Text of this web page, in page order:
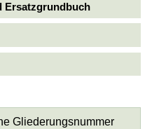
Ersatzgrundbuch
Gliederungsnummer